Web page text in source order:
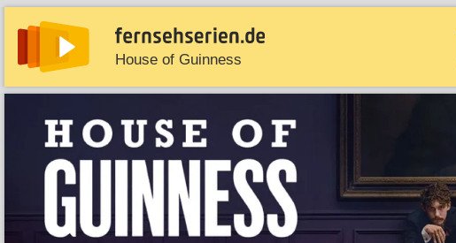
House of Guinness
News Entdecken Streaming